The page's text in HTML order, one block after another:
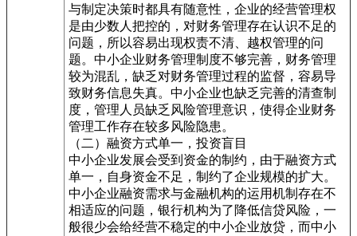
与制定决策时都具有随意性，企业的经营管理权
是由少数人把控的，对财务管理存在认识不足的
问题，所以容易出现权责不清、越权管理的问
题。中小企业财务管理制度不够完善，财务管理
较为混乱，缺乏对财务管理过程的监督，容易导
致财务信息失真。中小企业也缺乏完善的清查制
度，管理人员缺乏风险管理意识，使得企业财务
管理工作存在较多风险隐患。
（二）融资方式单一，投资盲目
中小企业发展会受到资金的制约，由于融资方式
单一，自身资金不足，制约了企业规模的扩大。
中小企业融资需求与金融机构的运用机制存在不
相适应的问题，银行机构为了降低信贷风险，一
般很少会给经营不稳定的中小企业放贷，而中小